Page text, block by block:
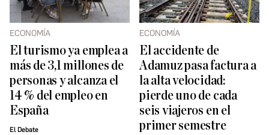
ECONOMÍA
El turismo ya emplea a
más de 3,1 millones de
personas y alcanza el
14 % del empleo en
España
El Debate
ECONOMÍA
El accidente de
Adamuz pasa factura a
la alta velocidad:
pierde uno de cada
seis viajeros en el
primer semestre